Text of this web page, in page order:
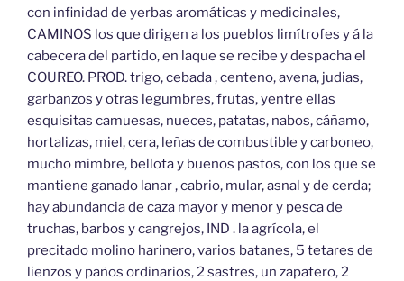
con infinidad de yerbas aromáticas y medicinales,
CAMINOS los que dirigen a los pueblos limítrofes y á la
cabecera del partido, en laque se recibe y despacha el
COUREO. PROD. trigo, cebada , centeno, avena, judias,
garbanzos y otras legumbres, frutas, yentre ellas
esquisitas camuesas, nueces, patatas, nabos, cáñamo,
hortalizas, miel, cera, leñas de combustible y carboneo,
mucho mimbre, bellota y buenos pastos, con los que se
mantiene ganado lanar , cabrio, mular, asnal y de cerda;
hay abundancia de caza mayor y menor y pesca de
truchas, barbos y cangrejos, IND . la agrícola, el
precitado molino harinero, varios batanes, 5 tetares de
lienzos y paños ordinarios, 2 sastres, un zapatero, 2